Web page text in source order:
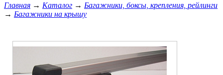
Главная → Каталог → Багажники, боксы, крепления, рейлинги
→ Багажники на крышу